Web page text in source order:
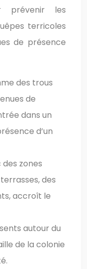
prévenir les
terricoles
de présence
des trous
de
dans un
d’un
des zones
des
accroît le
autour du
de la colonie